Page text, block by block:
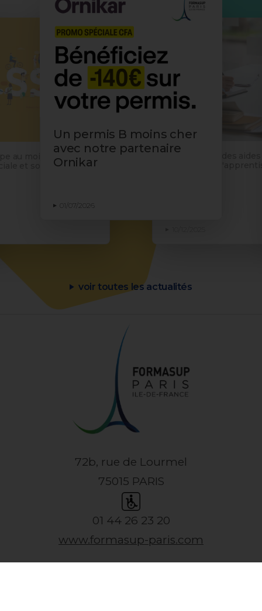
au mois de
et solidaire
Un permis B moins cher
avec notre partenaire
Ornikar
01/07/2026
voir toutes les actualités
72b, rue de Lourmel
75015 PARIS
01 44 26 23 20
www.formasup-paris.com